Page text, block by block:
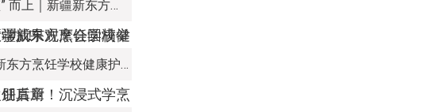
热血赛场，迎 “篮” 而上｜新疆新东方烹饪学校篮球赛进行中！以技筑梦，乐享青春
健康护航！新疆新东方烹饪学校健康护理技能教学成果观摩会圆满举办！